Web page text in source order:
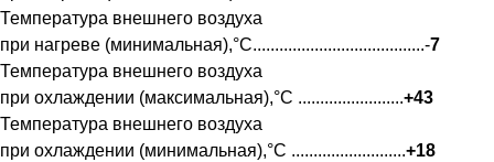
Температура внешнего воздуха
при нагреве (минимальная),°С.......................................-7
Температура внешнего воздуха
при охлаждении (максимальная),°С ........................+43
Температура внешнего воздуха
при охлаждении (минимальная),°С ..........................+18